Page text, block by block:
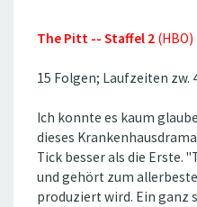
The Pitt -- Staffel 2 (HBO)
15 Folgen; Laufzeiten zw.
Ich konnte es kaum
dieses
Tick besser als die Erste.
und gehört zum
produziert wird. Ein ganz